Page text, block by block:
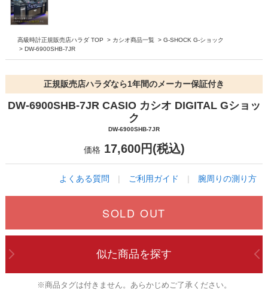
高級時計正規販売店ハラダ TOP > カシオ商品一覧 > G-SHOCK G-ショック
> DW-6900SHB-7JR
正規販売店ハラダなら1年間のメーカー保証付き
DW-6900SHB-7JR CASIO カシオ DIGITAL Gショッ
ク
DW-6900SHB-7JR
価格17,600円(税込)
よくある質問 | ご利用ガイド | 腕周りの測り方
SOLD OUT
似た商品を探す
※商品タグは付きません。あらかじめご了承ください。